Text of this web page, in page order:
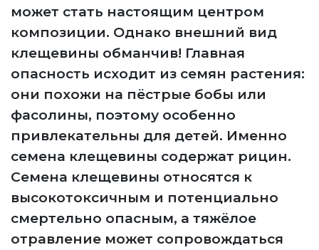
может стать настоящим центром
композиции. Однако внешний вид
клещевины обманчив! Главная
опасность исходит из семян растения:
они похожи на пёстрые бобы или
фасолины, поэтому особенно
привлекательны для детей. Именно
семена клещевины содержат рицин.
Семена клещевины относятся к
высокотоксичным и потенциально
смертельно опасным, а тяжёлое
отравление может сопровождаться